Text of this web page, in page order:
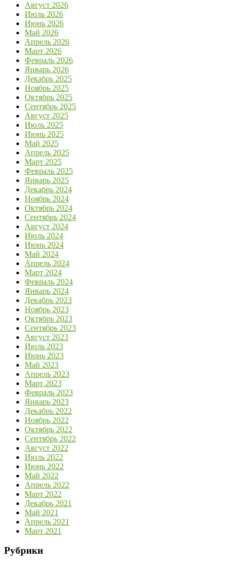
Август 2026
Июль 2026
Июнь 2026
Май 2026
Апрель 2026
Март 2026
Февраль 2026
Январь 2026
Декабрь 2025
Ноябрь 2025
Октябрь 2025
Сентябрь 2025
Август 2025
Июль 2025
Июнь 2025
Май 2025
Апрель 2025
Март 2025
Февраль 2025
Январь 2025
Декабрь 2024
Ноябрь 2024
Октябрь 2024
Сентябрь 2024
Август 2024
Июль 2024
Июнь 2024
Май 2024
Апрель 2024
Март 2024
Февраль 2024
Январь 2024
Декабрь 2023
Ноябрь 2023
Октябрь 2023
Сентябрь 2023
Август 2023
Июль 2023
Июнь 2023
Май 2023
Апрель 2023
Март 2023
Февраль 2023
Январь 2023
Декабрь 2022
Ноябрь 2022
Октябрь 2022
Сентябрь 2022
Август 2022
Июль 2022
Июнь 2022
Май 2022
Апрель 2022
Март 2022
Декабрь 2021
Май 2021
Апрель 2021
Март 2021
Рубрики